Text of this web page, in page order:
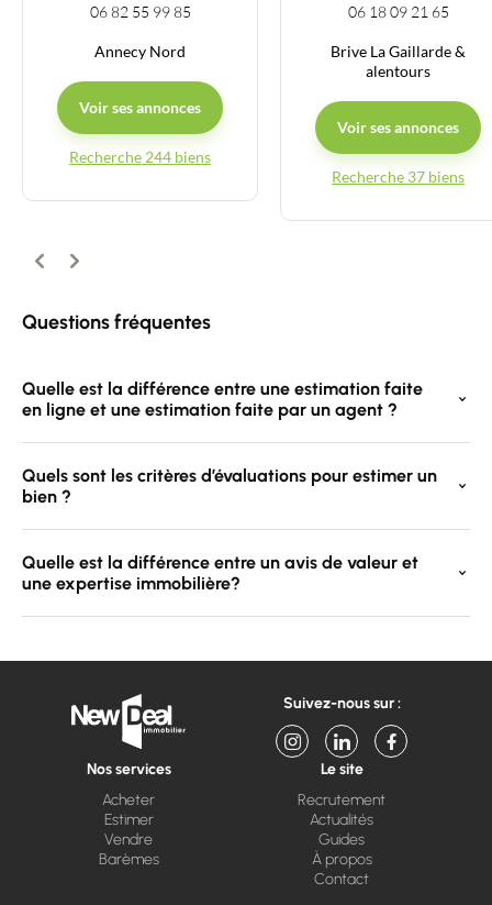
Contact
06 82 55 99 85
Annecy Nord
Voir ses annonces
Recherche 244 biens
06 18 09 21 65
Brive La Gaillarde &
alentours
Voir ses annonces
Recherche 37 biens
Précédent
Suivant
Questions fréquentes
Quelle est la différence entre une estimation faite
en ligne et une estimation faite par un agent ?
Quels sont les critères d’évaluations pour estimer un
bien ?
Quelle est la différence entre un avis de valeur et
une expertise immobilière?
Suivez-nous sur :
Nos services
Acheter
Estimer
Vendre
Barèmes
Le site
Recrutement
Actualités
Guides
À propos
Contact